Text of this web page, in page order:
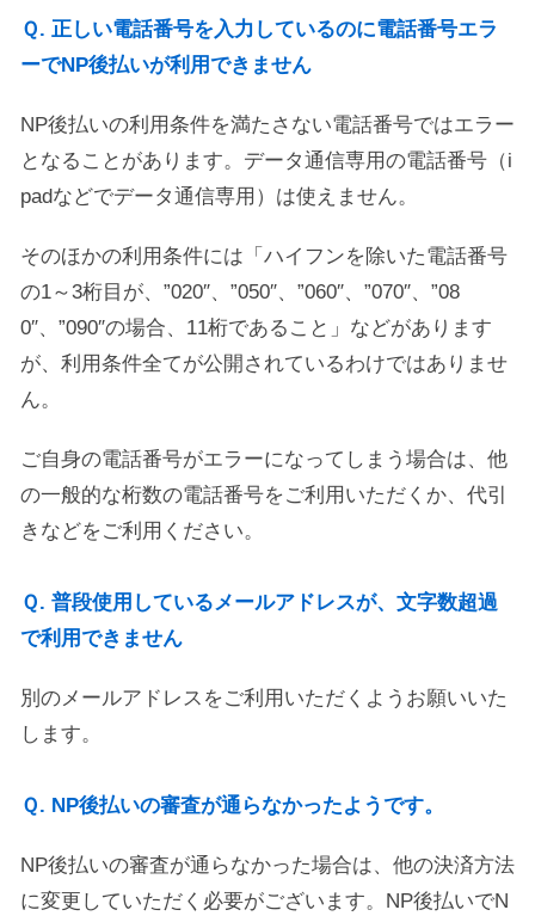
Ｑ. 正しい電話番号を入力しているのに電話番号エラ
ーでNP後払いが利用できません
NP後払いの利用条件を満たさない電話番号ではエラー
となることがあります。データ通信専用の電話番号（i
padなどでデータ通信専用）は使えません。
そのほかの利用条件には「ハイフンを除いた電話番号
の1～3桁目が、”020″、”050″、”060″、”070″、”08
0″、”090″の場合、11桁であること」などがあります
が、利用条件全てが公開されているわけではありませ
ん。
ご自身の電話番号がエラーになってしまう場合は、他
の一般的な桁数の電話番号をご利用いただくか、代引
きなどをご利用ください。
Ｑ. 普段使用しているメールアドレスが、文字数超過
で利用できません
別のメールアドレスをご利用いただくようお願いいた
します。
Ｑ. NP後払いの審査が通らなかったようです。
NP後払いの審査が通らなかった場合は、他の決済方法
に変更していただく必要がございます。NP後払いでN